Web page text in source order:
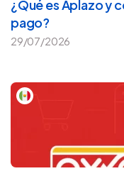
¿Qué es Aplazo y
pago?
29/07/2026